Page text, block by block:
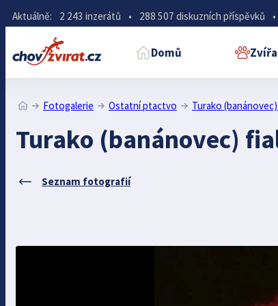
Aktuálně: 2 243 inzerátů • 288 507 diskuzních příspěvků •
Domů
Fotogalerie Ostatní ptactvo Turako
Turako (banánovec)
Seznam fotografií